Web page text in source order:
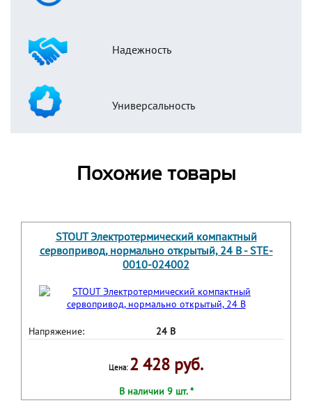
Надежность
Универсальность
Похожие товары
STOUT Электротермический компактный
сервопривод, нормально открытый, 24 В - STE-
0010-024002
Напряжение: 24 В
Цена: 2 428 руб.
В наличии 9 шт. *